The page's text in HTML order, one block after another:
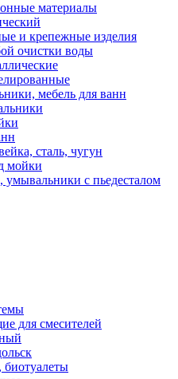
материалы
и крепежные изделия
очистки воды
мебель для ванн
сталь, чугун
мойки
с пьедесталом
для смесителей
биотуалеты